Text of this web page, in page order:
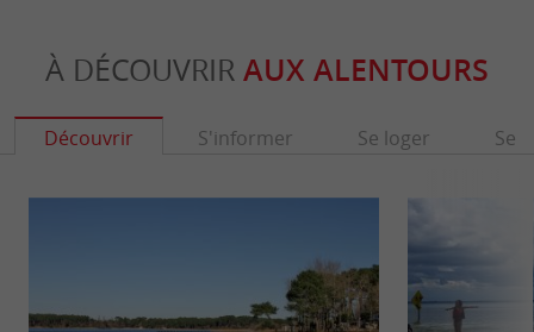
À DÉCOUVRIR AUX ALENTOURS
Découvrir S'informer Se loger Se